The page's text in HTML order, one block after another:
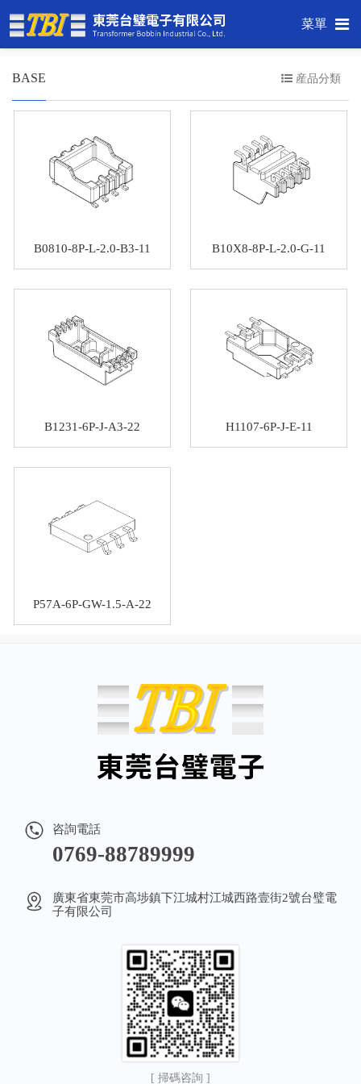
菜單
BASE 産品分類
B0810-8P-L-2.0-B3-11 B10X8-8P-L-2.0-G-11
B1231-6P-J-A3-22 H1107-6P-J-E-11
P57A-6P-GW-1.5-A-22
咨詢電話
0769-88789999
廣東省東莞市高埗鎮下江城村江城西路壹街2號台璧電
子有限公司
[ 掃碼咨詢 ]